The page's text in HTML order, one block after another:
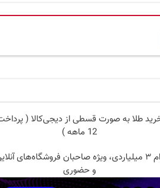
طلا به صورت قسطی از دیجی‌کالا (
12 ماهه )
وام ۳ میلیاردی، ویژه صاحبان فروشگاه‌های
و حضوری